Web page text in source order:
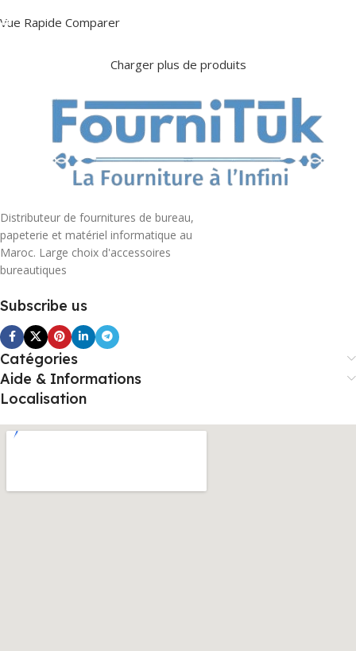
Vue Rapide Comparer
Charger plus de produits
Distributeur de fournitures de bureau,
papeterie et matériel informatique au
Maroc. Large choix d'accessoires
bureautiques
Subscribe us
Catégories
Aide & Informations
Localisation